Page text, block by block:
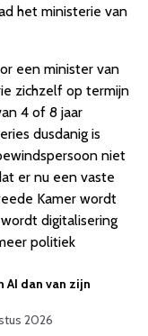
het ministerie van
een minister van
zichzelf op termijn
4 of 8 jaar
dusdanig is
niet
er nu een vaste
Kamer wordt
digitalisering
politiek
AI dan van zijn
2026